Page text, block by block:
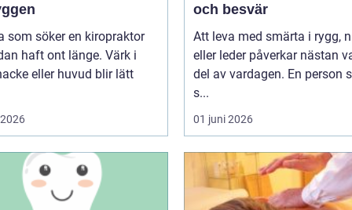
som söker en kiropraktor
haft ont länge. Värk i
eller huvud blir lätt
och besvär
Att leva med smärta i rygg,
eller leder påverkar nästan
del av vardagen. En person
s...
01 juni 2026